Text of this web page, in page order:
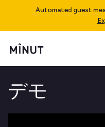
Automated guest
デモ